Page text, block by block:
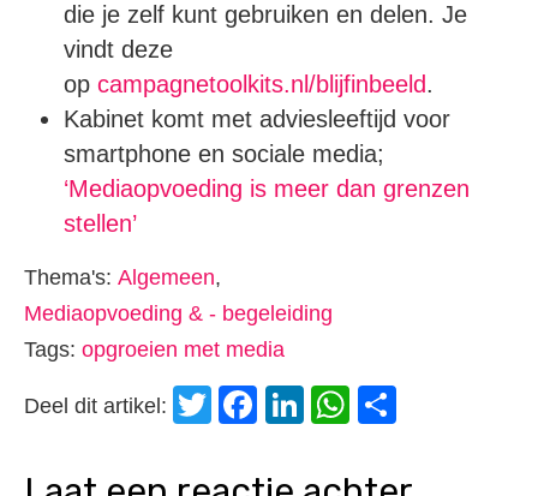
die je zelf kunt gebruiken en delen. Je
vindt deze
op campagnetoolkits.nl/blijfinbeeld.
Kabinet komt met adviesleeftijd voor
smartphone en sociale media;
‘Mediaopvoeding is meer dan grenzen
stellen’
Thema's: Algemeen,
Mediaopvoeding & - begeleiding
Tags: opgroeien met media
Deel dit artikel: Twitter
Facebook
LinkedIn
WhatsApp